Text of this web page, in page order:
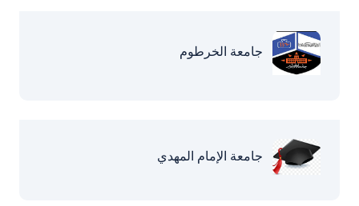
جامعة الخرطوم
جامعة الإمام المهدي